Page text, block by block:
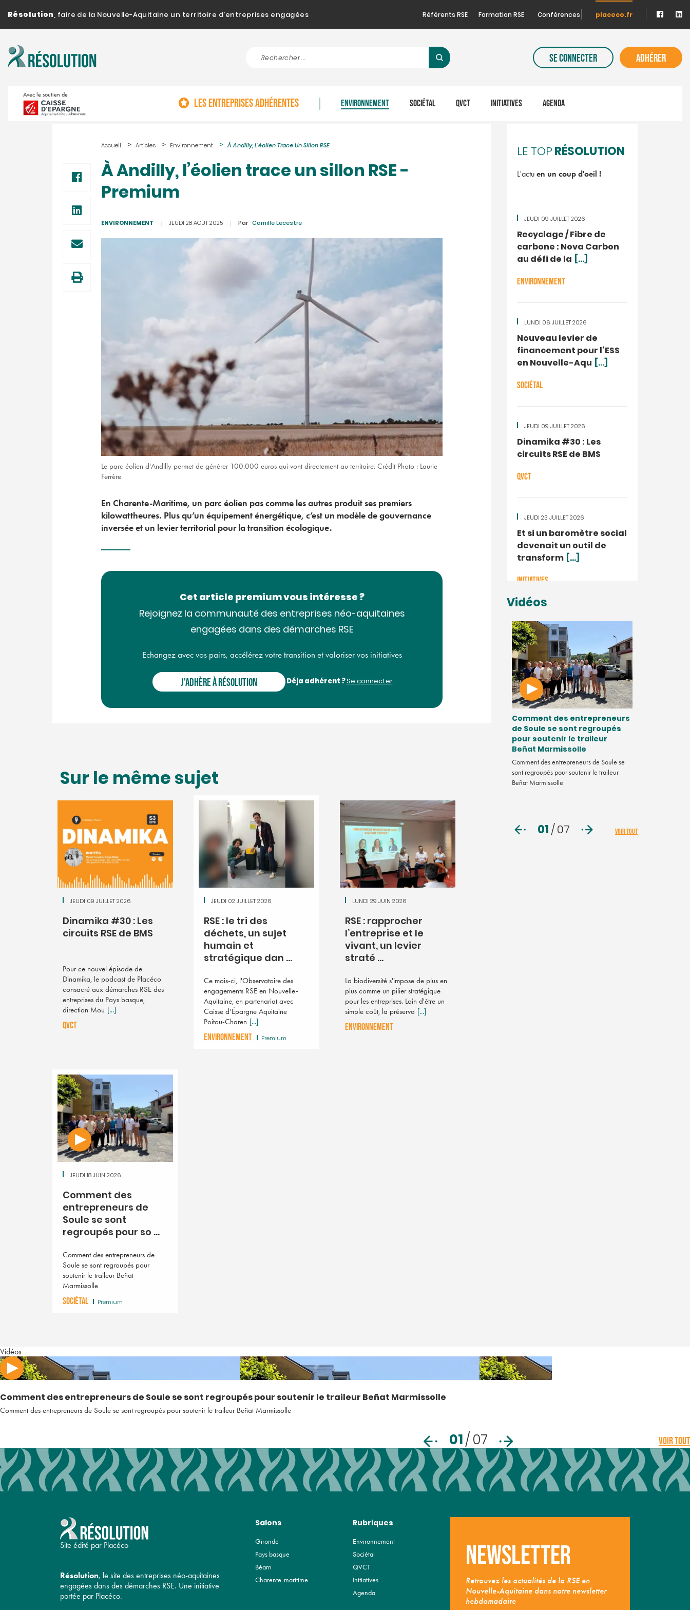
Résolution, faire de la Nouvelle-Aquitaine un territoire d'entreprises engagées Référents RSE Formation RSE Conférences placeco.fr
SE CONNECTER ADHÉRER
Avec le soutien de
LES ENTREPRISES ADHÉRENTES ENVIRONNEMENT SOCIÉTAL QVCT INITIATIVES AGENDA
Accueil Articles Environnement À Andilly, L’éolien Trace Un Sillon RSE
À Andilly, l’éolien trace un sillon RSE -
Premium
ENVIRONNEMENT JEUDI 28 AOÛT 2025 Par Camille Lecestre
Le parc éolien d'Andilly permet de générer 100.000 euros qui vont directement au territoire. Crédit Photo : Laurie
Ferrère
En Charente-Maritime, un parc éolien pas comme les autres produit ses premiers
kilowattheures. Plus qu’un équipement énergétique, c’est un modèle de gouvernance
inversée et un levier territorial pour la transition écologique.
Cet article premium vous intéresse ?
Rejoignez la communauté des entreprises néo-aquitaines
engagées dans des démarches RSE
Echangez avec vos pairs, accélérez votre transition et valoriser vos initiatives
J'ADHÈRE À RÉSOLUTION Déja adhérent ?Se connecter
Sur le même sujet
JEUDI 09 JUILLET 2026
Dinamika #30 : Les
circuits RSE de BMS
Pour ce nouvel épisode de
Dinamika, le podcast de Placéco
consacré aux démarches RSE des
entreprises du Pays basque,
direction Mou [...]
QVCT
JEUDI 02 JUILLET 2026
RSE : le tri des
déchets, un sujet
humain et
stratégique dan ...
Ce mois-ci, l'Observatoire des
engagements RSE en Nouvelle-
Aquitaine, en partenariat avec
Caisse d’Épargne Aquitaine
Poitou-Charen [...]
ENVIRONNEMENT Premium
LUNDI 29 JUIN 2026
RSE : rapprocher
l’entreprise et le
vivant, un levier
straté ...
La biodiversité s'impose de plus en
plus comme un pilier stratégique
pour les entreprises. Loin d'être un
simple coût, la préserva [...]
ENVIRONNEMENT
JEUDI 18 JUIN 2026
Comment des
entrepreneurs de
Soule se sont
regroupés pour so ...
Comment des entrepreneurs de
Soule se sont regroupés pour
soutenir le traileur Beñat
Marmissolle
SOCIÉTAL Premium
LE TOPRÉSOLUTION
L'actu en un coup d'oeil !
JEUDI 09 JUILLET 2026
Recyclage / Fibre de
carbone : Nova Carbon
au défi de la [...]
ENVIRONNEMENT
LUNDI 06 JUILLET 2026
Nouveau levier de
financement pour l’ESS
en Nouvelle-Aqu [...]
SOCIÉTAL
JEUDI 09 JUILLET 2026
Dinamika #30 : Les
circuits RSE de BMS
QVCT
JEUDI 23 JUILLET 2026
Et si un baromètre social
devenait un outil de
transform [...]
INITIATIVES
Vidéos
Comment des entrepreneurs
de Soule se sont regroupés
pour soutenir le traileur
Beñat Marmissolle
Comment des entrepreneurs de Soule se
sont regroupés pour soutenir le traileur
Beñat Marmissolle
01/07 VOIR TOUT
Vidéos
Comment des entrepreneurs de Soule se sont regroupés pour soutenir le traileur Beñat Marmissolle
Comment des entrepreneurs de Soule se sont regroupés pour soutenir le traileur Beñat Marmissolle
01/07 VOIR TOUT
Site édité par Placéco
Résolution, le site des entreprises néo-aquitaines
engagées dans des démarches RSE. Une initiative
portée par Placéco.
Salons
Gironde
Pays basque
Béarn
Charente-maritime
Rubriques
Environnement
Sociétal
QVCT
Initiatives
Agenda
Newsletter
Retrouvez les actualités de la RSE en
Nouvelle-Aquitaine dans notre newsletter
hebdomadaire